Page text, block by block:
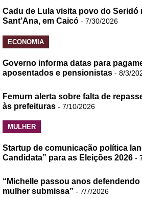
Cadu de Lula visita povo do Seridó
Sant’Ana, em Caicó - 7/30/2026
ECONOMIA
Governo informa datas para
aposentados e pensionistas - 8/3/
Femurn alerta sobre falta de
às prefeituras - 7/10/2026
MULHER
Startup de comunicação política
Candidata” para as Eleições 2026 -
“Michelle passou anos
mulher submissa” - 7/7/2026